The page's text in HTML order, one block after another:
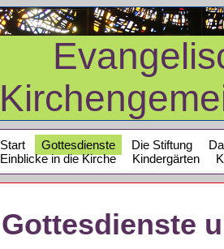
Start Gottesdienste Die Stiftung
Einblicke in die Kirche
Kindergärten
Gottesdienste